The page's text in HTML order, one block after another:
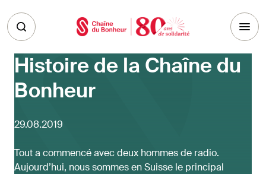
Histoire de la Chaîne du
Bonheur
29.08.2019
Tout a commencé avec deux hommes de radio.
Aujourd’hui, nous sommes en Suisse le principal